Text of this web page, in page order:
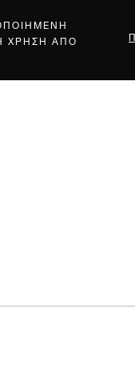
ΧΡΗΣΗ ΑΠΟ